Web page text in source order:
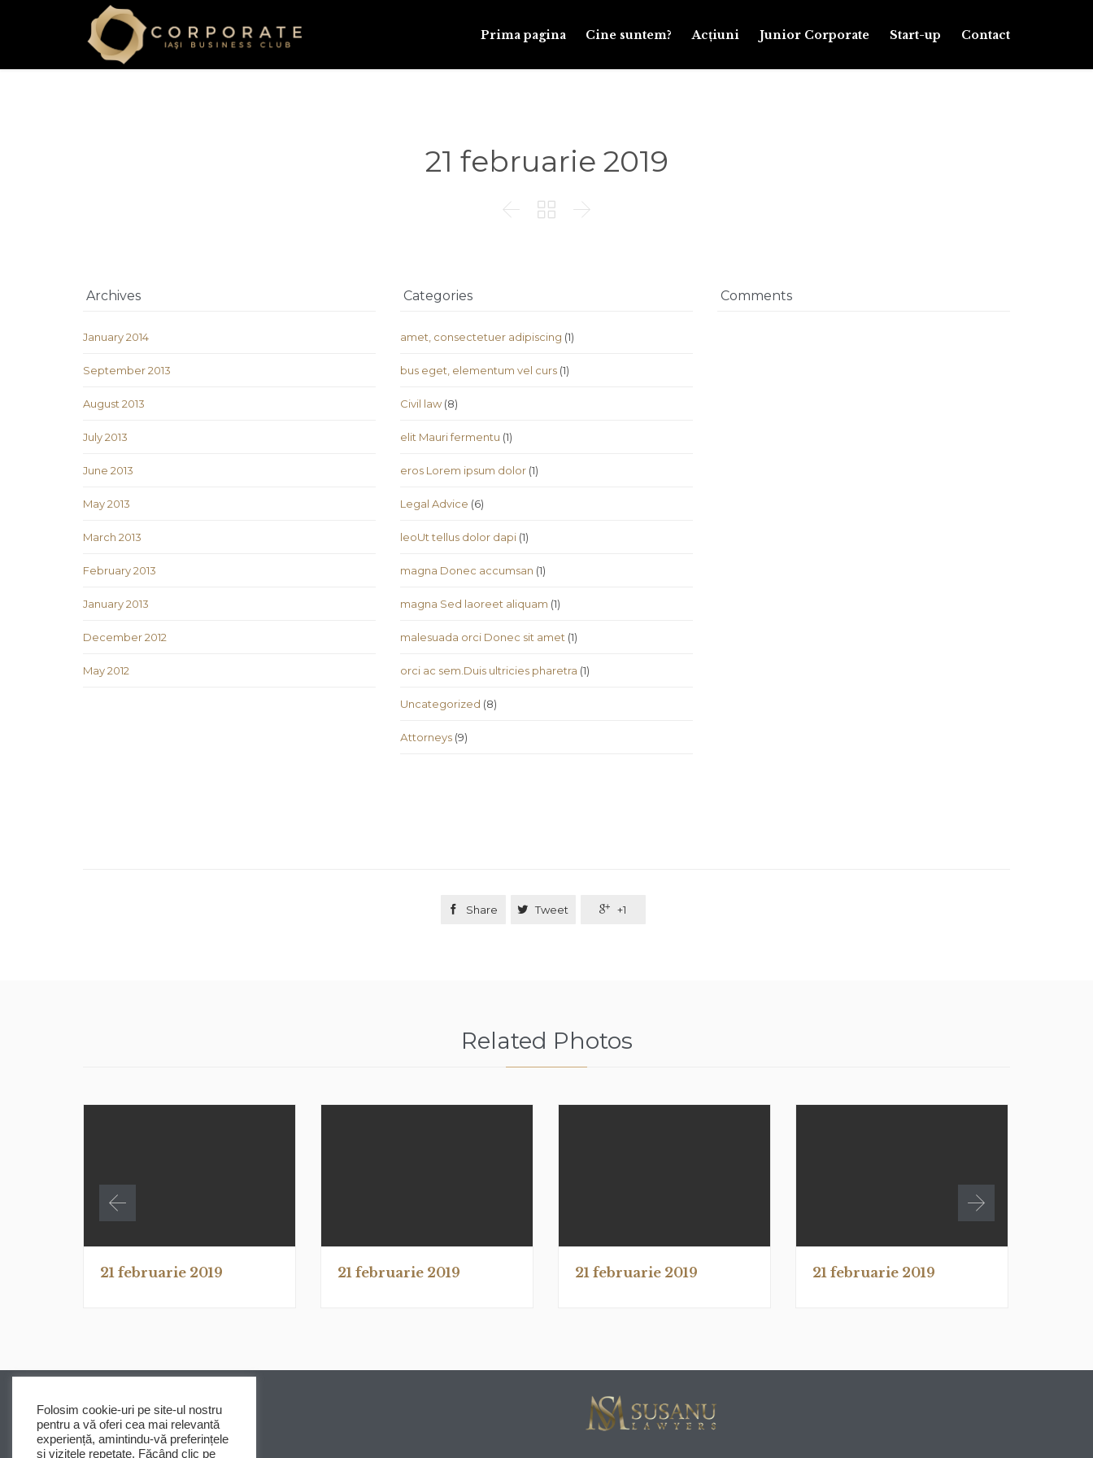
Prima pagina Cine suntem? Acțiuni Junior Corporate Start-up Contact
21 februarie 2019
  
Archives
January 2014
September 2013
August 2013
July 2013
June 2013
May 2013
March 2013
February 2013
January 2013
December 2012
May 2012
Categories
amet, consectetuer adipiscing (1)
bus eget, elementum vel curs (1)
Civil law(8)
elit Mauri fermentu (1)
eros Lorem ipsum dolor (1)
Legal Advice (6)
leoUt tellus dolor dapi (1)
magna Donec accumsan (1)
magna Sed laoreet aliquam (1)
malesuada orci Donec sit amet (1)
orci ac sem.Duis ultricies pharetra (1)
Uncategorized (8)
Аttorneys (9)
Comments
 Share  Tweet  +1
Related Photos
21 februarie 2019 21 februarie 2019 21 februarie 2019 21 februarie 2019
Folosim cookie-uri pe site-ul nostru
pentru a vă oferi cea mai relevantă
experiență, amintindu-vă preferințele
și vizitele repetate. Făcând clic pe